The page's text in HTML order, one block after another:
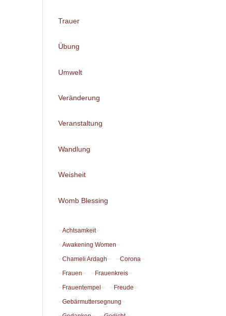
Trauer
Übung
Umwelt
Veränderung
Veranstaltung
Wandlung
Weisheit
Womb Blessing
Achtsamkeit
Awakening Women
Chameli Ardagh
Corona
Frauen
Frauenkreis
Frauentempel
Freude
Gebärmuttersegnung